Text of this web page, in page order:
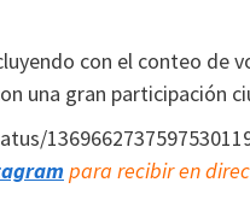
con el conteo
una gran participación
para recibir en